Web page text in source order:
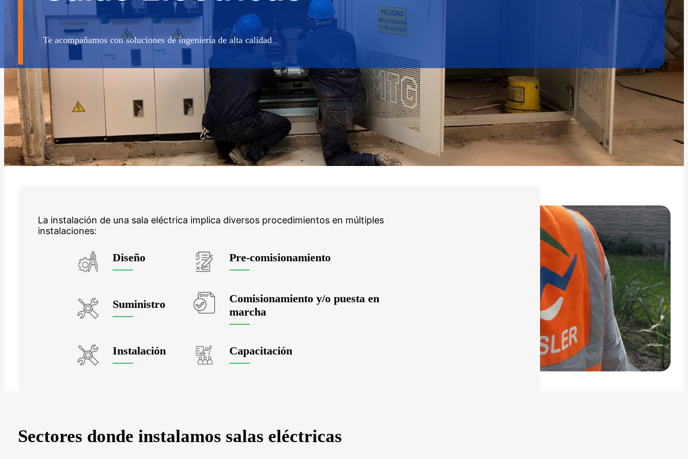
Te acompañamos con soluciones de ingeniería de alta calidad
La instalación de una sala eléctrica implica diversos procedimientos en múltiples
instalaciones:
Diseño Pre-comisionamiento
Suministro
Comisionamiento y/o puesta en
marcha
Instalación Capacitación
Sectores donde instalamos salas eléctricas